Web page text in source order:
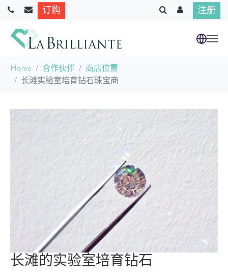
跳到主要内容
订购 注册
当前位置：
Home 合作伙伴
商店位置
长滩实验室培育钻石珠宝商
长滩的实验室培育钻石